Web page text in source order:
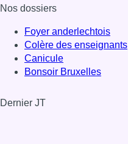
Nos dossiers
Foyer anderlechtois
Colère des enseignants
Canicule
Bonsoir Bruxelles
Dernier JT